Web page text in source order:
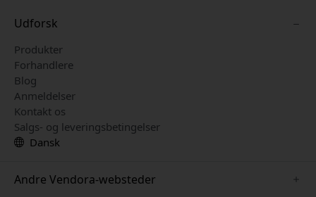
Udforsk
Produkter
Forhandlere
Blog
Anmeldelser
Kontakt os
Salgs- og leveringsbetingelser
Dansk
Andre Vendora-websteder